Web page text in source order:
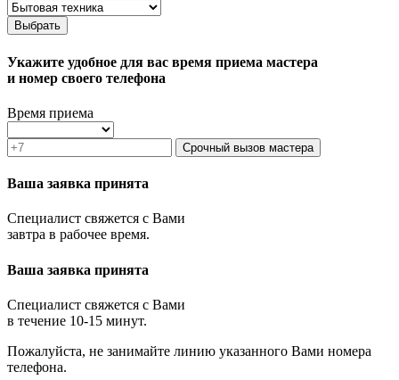
Выбрать
Укажите удобное для вас время приема мастера
и номер своего телефона
Время приема
Срочный вызов мастера
Ваша заявка принята
Специалист свяжется с Вами
завтра в рабочее время.
Ваша заявка принята
Специалист свяжется с Вами
в течение 10-15 минут.
Пожалуйста, не занимайте линию указанного Вами номера
телефона.